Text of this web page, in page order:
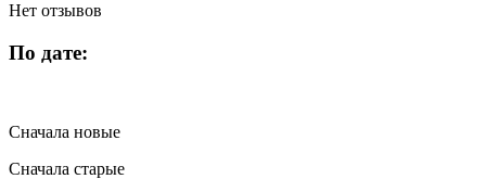
Нет отзывов
По дате:
Сначала новые
Сначала старые